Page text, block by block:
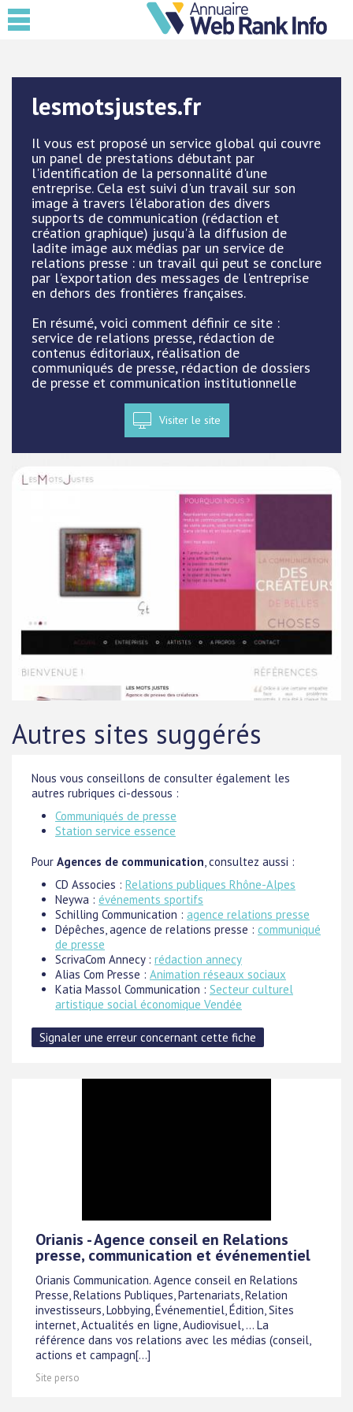
lesmotsjustes.fr
Il vous est proposé un service global qui couvre
un panel de prestations débutant par
l'identification de la personnalité d'une
entreprise. Cela est suivi d'un travail sur son
image à travers l'élaboration des divers
supports de communication (rédaction et
création graphique) jusqu'à la diffusion de
ladite image aux médias par un service de
relations presse : un travail qui peut se conclure
par l'exportation des messages de l'entreprise
en dehors des frontières françaises.
En résumé, voici comment définir ce site :
service de relations presse, rédaction de
contenus éditoriaux, réalisation de
communiqués de presse, rédaction de dossiers
de presse et communication institutionnelle
Visiter le site
Autres sites suggérés
Nous vous conseillons de consulter également les
autres rubriques ci-dessous :
Communiqués de presse
Station service essence
Pour Agences de communication, consultez aussi :
CD Associes : Relations publiques Rhône-Alpes
Neywa : événements sportifs
Schilling Communication : agence relations presse
Dépêches, agence de relations presse : communiqué
de presse
ScrivaCom Annecy : rédaction annecy
Alias Com Presse : Animation réseaux sociaux
Katia Massol Communication : Secteur culturel
artistique social économique Vendée
Orianis - Agence conseil en Relations
presse, communication et événementiel
Orianis Communication. Agence conseil en Relations
Presse, Relations Publiques, Partenariats, Relation
investisseurs, Lobbying, Événementiel, Édition, Sites
internet, Actualités en ligne, Audiovisuel, ... La
référence dans vos relations avec les médias (conseil,
actions et campagn[...]
Site perso